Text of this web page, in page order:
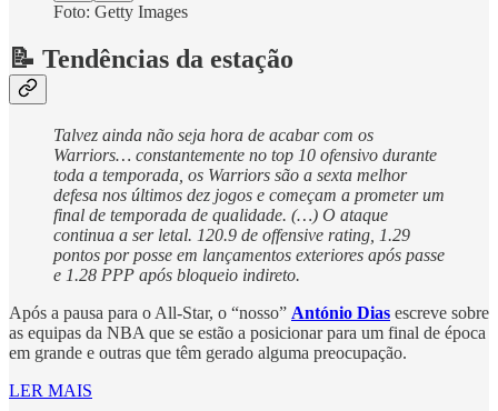
Foto: Getty Images
📝 Tendências da estação
Talvez ainda não seja hora de acabar com os
Warriors… constantemente no top 10 ofensivo durante
toda a temporada, os Warriors são a sexta melhor
defesa nos últimos dez jogos e começam a prometer um
final de temporada de qualidade. (…) O ataque
continua a ser letal. 120.9 de offensive rating, 1.29
pontos por posse em lançamentos exteriores após passe
e 1.28 PPP após bloqueio indireto.
Após a pausa para o All-Star, o “nosso” António Dias escreve sobre
as equipas da NBA que se estão a posicionar para um final de época
em grande e outras que têm gerado alguma preocupação.
LER MAIS